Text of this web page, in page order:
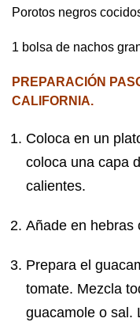
Porotos negros
1 bolsa de nachos
PREPARACIÓN
CALIFORNIA.
Coloca en un
coloca una capa
calientes.
Añade en hebras
Prepara el
tomate. Mezcla
guacamole o sal.